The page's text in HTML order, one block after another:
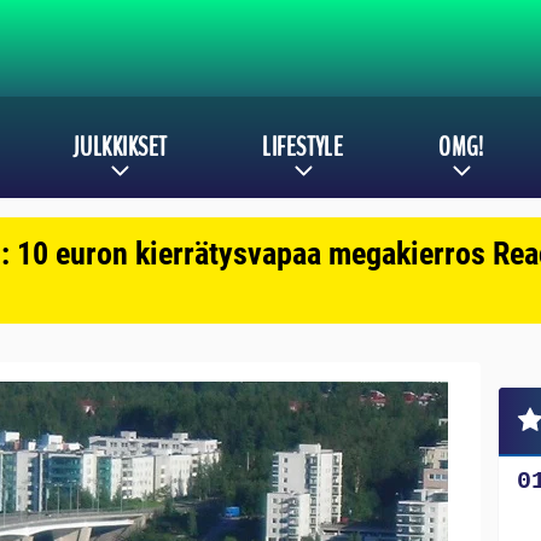
JULKKIKSET LIFESTYLE OMG!
euron kierrätysvapaa megakierros